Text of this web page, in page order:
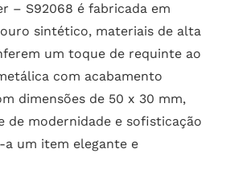
– S92068 é fabricada em
sintético, materiais de alta
um toque de requinte ao
com acabamento
dimensões de 50 x 30 mm,
de modernidade e sofisticação
um item elegante e